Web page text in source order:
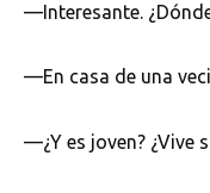
—Interesante.
—En casa de una
—¿Y es joven? ¿Vive